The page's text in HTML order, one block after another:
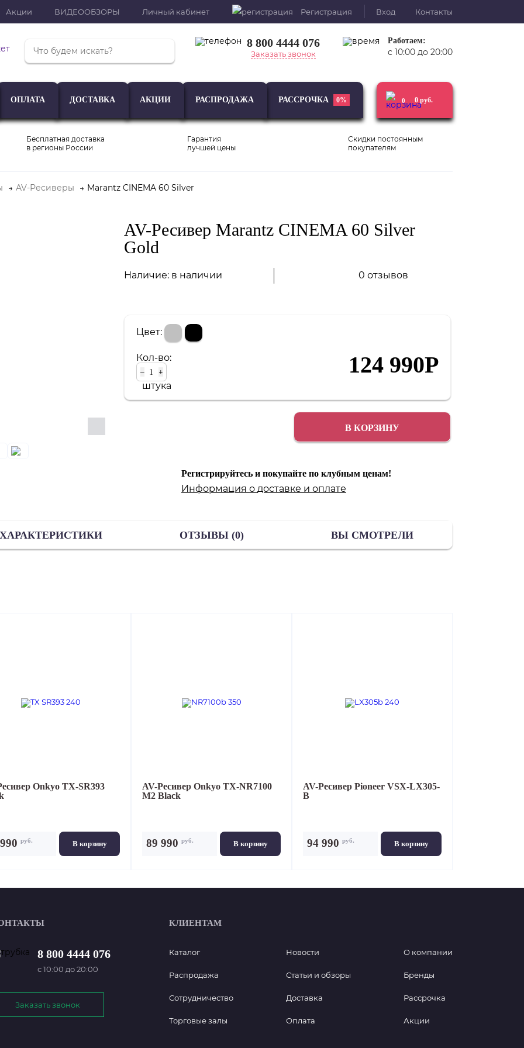
Акции ВИДЕООБЗОРЫ Личный кабинет Регистрация Вход Контакты
8 800 4444 076
Заказать звонок
Работаем:
с 10:00 до 20:00
ОПЛАТА ДОСТАВКА АКЦИИ РАСПРОДАЖА РАССРОЧКА 0% 0 0 руб.
Бесплатная доставка
в регионы России
Гарантия
лучшей цены
Скидки постоянным
покупателям
AV-Ресиверы Marantz CINEMA 60 Silver
AV-Ресивер Marantz CINEMA 60 Silver
Gold
Наличие: в наличии 0 отзывов
Цвет:
Кол-во:
– +
штука
124 990Р
В КОРЗИНУ
Регистрируйтесь и покупайте по клубным ценам!
Информация о доставке и оплате
ХАРАКТЕРИСТИКИ ОТЗЫВЫ (0) ВЫ СМОТРЕЛИ
Onkyo TX-SR393
В корзину
руб.
AV-Ресивер Onkyo TX-NR7100
M2 Black
В корзину
89 990 руб.
AV-Ресивер Pioneer VSX-LX305-
B
В корзину
94 990 руб.
8 800 4444 076
с 10:00 до 20:00
Заказать звонок
КЛИЕНТАМ
Каталог
Распродажа
Сотрудничество
Торговые залы
Новости
Статьи и обзоры
Доставка
Оплата
О компании
Бренды
Рассрочка
Акции